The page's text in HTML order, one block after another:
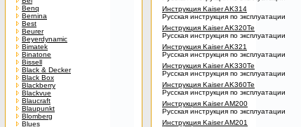
Benq
Bernina
Best
Beurer
Beyerdynamic
Bimatek
Binatone
Bissell
Black & Decker
Black Box
Blackberry
Blackvue
Blaucraft
Blaupunkt
Blomberg
Blues
Инструкция Kaiser AK314
Русская инструкция по эксплуатации
Инструкция Kaiser AK320Te
Русская инструкция по эксплуатации
Инструкция Kaiser AK321
Русская инструкция по эксплуатации
Инструкция Kaiser AK330Te
Русская инструкция по эксплуатации
Инструкция Kaiser AK360Te
Русская инструкция по эксплуатации
Инструкция Kaiser AM200
Русская инструкция по эксплуатации
Инструкция Kaiser AM201